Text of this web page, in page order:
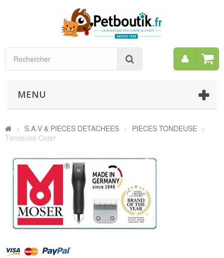
Mon
MENU
> S.A.V & PIECES DETACHEES > PIECES TONDEUSE >
Tondeuse Oster